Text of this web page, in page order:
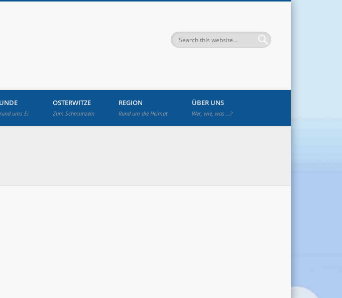
in Langenwetzendorf
ums Ei
OSTERWITZE
Zum Schmunzeln
REGION
Rund um die Heimat
ÜBER UNS
Wer, wie, was …?